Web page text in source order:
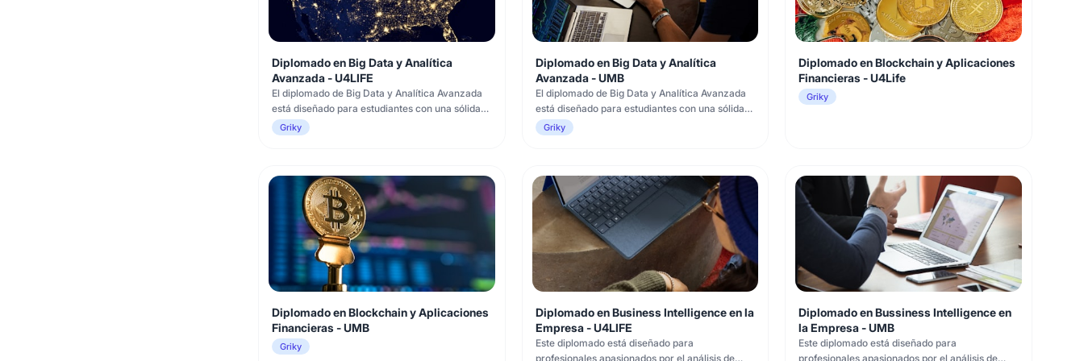
Diplomado en Big Data y Analítica
Avanzada - U4LIFE
El diplomado de Big Data y Analítica Avanzada
está diseñado para estudiantes con una sólida
base en matemáticas, estadística y
programación, así como una mentalidad
largo del programa, los participantes adqu
Griky
Diplomado en Big Data y Analítica
Avanzada - UMB
El diplomado de Big Data y Analítica Avanzada
está diseñado para estudiantes con una sólida
base en matemáticas, estadística y
programación, así como una mentalidad
largo del programa, los participantes adqu
Griky
Diplomado en Blockchain y Aplicaciones
Financieras - U4Life
Griky
Diplomado en Blockchain y Aplicaciones
Financieras - UMB
Griky
Diplomado en Business Intelligence en la
Empresa - U4LIFE
Este diplomado está diseñado para
profesionales apasionados por el análisis de
Diplomado en Bussiness Intelligence en
la Empresa - UMB
Este diplomado está diseñado para
profesionales apasionados por el análisis de